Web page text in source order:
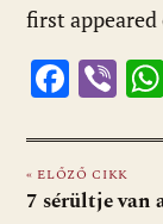
first appeared
F
e
b
Vi
er
« ELŐZŐ CIKK
7 sérültje van